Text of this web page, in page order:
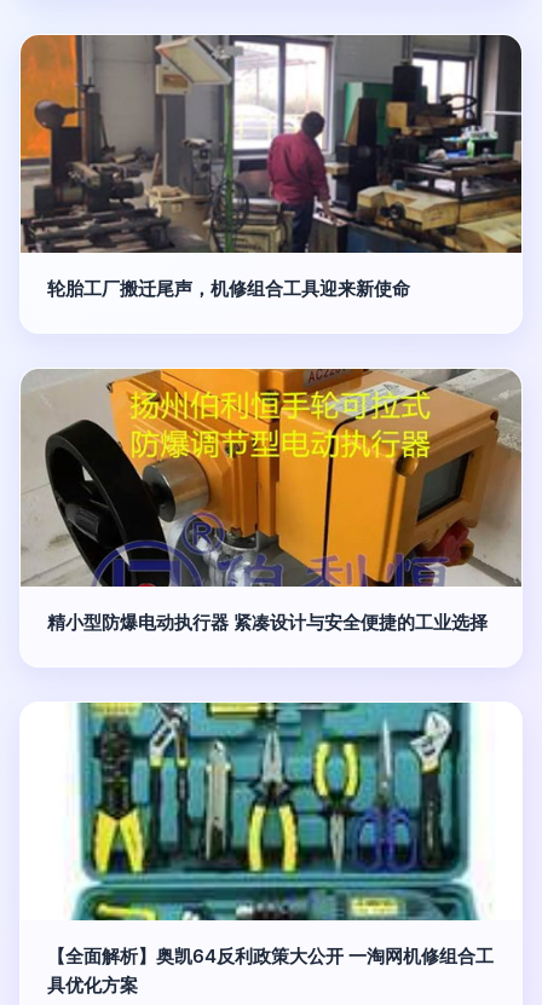
轮胎工厂搬迁尾声，机修组合工具迎来新使命
精小型防爆电动执行器 紧凑设计与安全便捷的工业选择
【全面解析】奥凯64反利政策大公开 一淘网机修组合工
具优化方案